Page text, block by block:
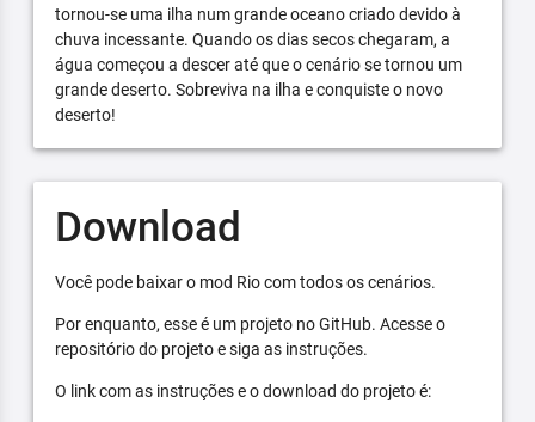
tornou-se uma ilha num grande oceano criado devido à
chuva incessante. Quando os dias secos chegaram, a
água começou a descer até que o cenário se tornou um
grande deserto. Sobreviva na ilha e conquiste o novo
deserto!
Download
Você pode baixar o mod Rio com todos os cenários.
Por enquanto, esse é um projeto no GitHub. Acesse o
repositório do projeto e siga as instruções.
O link com as instruções e o download do projeto é: